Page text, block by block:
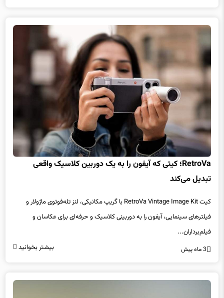
RetroVa؛ کیتی که آیفون را به یک دوربین کلاسیک واقعی
تبدیل می‌کند
کیت RetroVa Vintage Image Kit با گریپ مکانیکی، لنز تله‌فوتوی ماژولار و
فیلترهای سینمایی، آیفون را به دوربینی کلاسیک و حرفه‌ای برای عکاسان و
فیلم‌برداران...
3 ماه پیش بیشتر بخوانید